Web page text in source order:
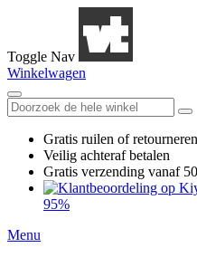
Toggle Nav
Winkelwagen
Gratis ruilen of retourneren
Veilig achteraf betalen
Gratis verzending vanaf
95%
Menu